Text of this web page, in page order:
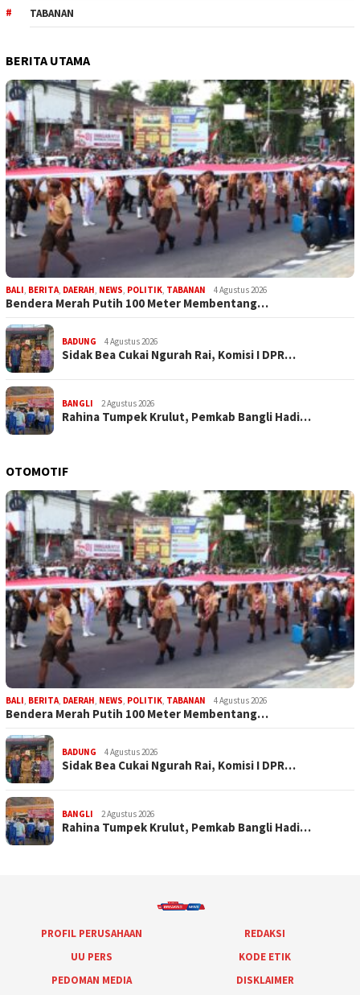
TABANAN
BERITA UTAMA
BALI, BERITA, DAERAH, NEWS, POLITIK, TABANAN 4 Agustus 2026
Bendera Merah Putih 100 Meter Membentang…
BADUNG 4 Agustus 2026
Sidak Bea Cukai Ngurah Rai, Komisi I DPR…
BANGLI 2 Agustus 2026
Rahina Tumpek Krulut, Pemkab Bangli Hadi…
OTOMOTIF
BALI, BERITA, DAERAH, NEWS, POLITIK, TABANAN 4 Agustus 2026
Bendera Merah Putih 100 Meter Membentang…
BADUNG 4 Agustus 2026
Sidak Bea Cukai Ngurah Rai, Komisi I DPR…
BANGLI 2 Agustus 2026
Rahina Tumpek Krulut, Pemkab Bangli Hadi…
PROFIL PERUSAHAAN
REDAKSI
UU PERS
KODE ETIK
PEDOMAN MEDIA
DISKLAIMER